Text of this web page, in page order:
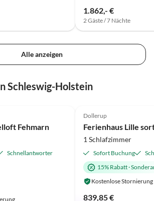
1.862,- €
2 Gäste / 7 Nächte
Alle anzeigen
Schleswig-Holstein
Fehmarn
Schnellantworter
Dollerup
Ferienhaus Lille
1 Schlafzimmer
Sofort Buchung
15% Rabatt·
Kostenlose Stornierung
839,85 €